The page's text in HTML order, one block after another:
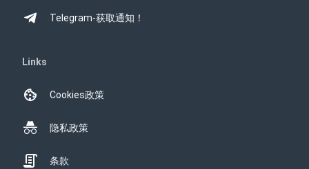
Telegram-获取通知！
Links
Cookies政策
隐私政策
条款